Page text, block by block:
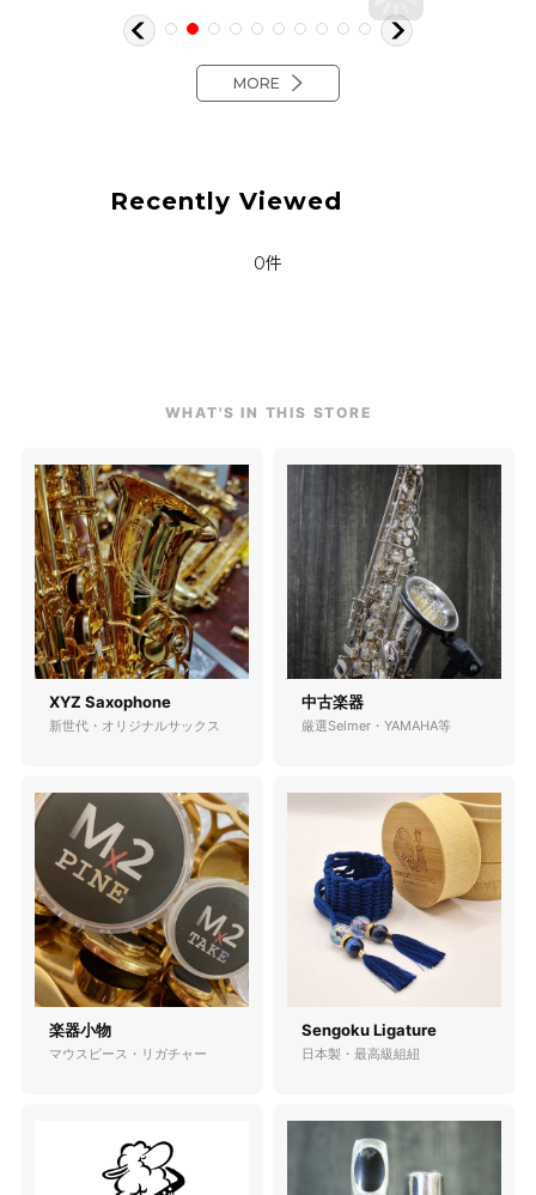
MORE
Recently Viewed
0件
WHAT'S IN THIS STORE
XYZ Saxophone
新世代・オリジナルサックス
中古楽器
厳選Selmer・YAMAHA等
楽器小物
マウスピース・リガチャー
Sengoku Ligature
日本製・最高級組紐